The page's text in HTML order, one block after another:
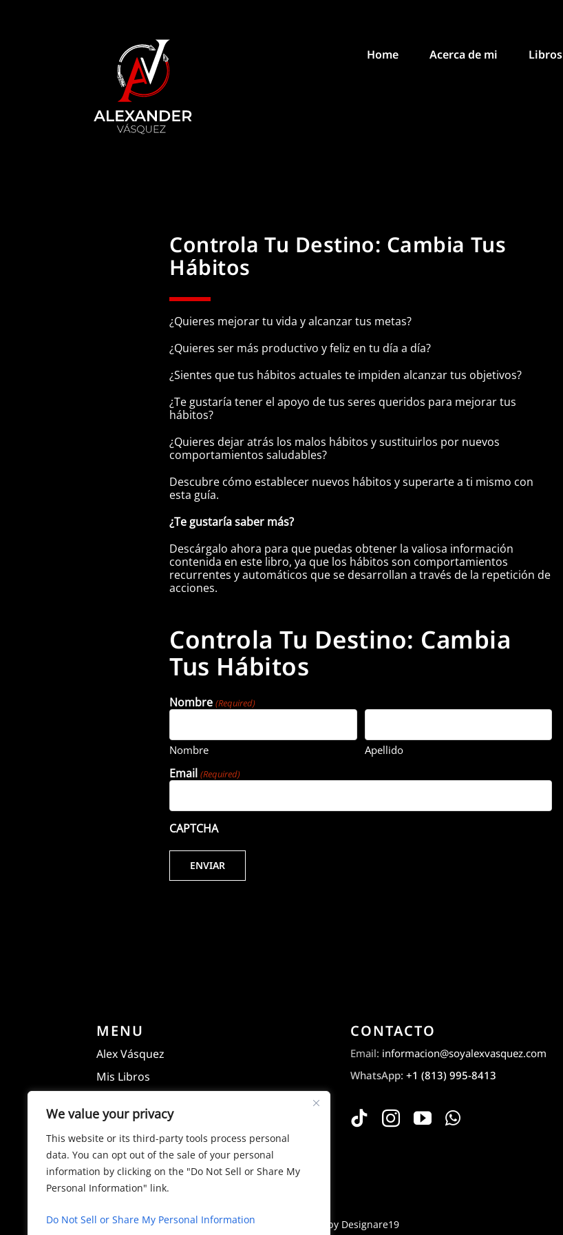
We value your privacy
This website or its third-party tools process personal
data. You can opt out of the sale of your personal
information by clicking on the "Do Not Sell or Share My
Personal Information" link.
Do Not Sell or Share My Personal Information
Home Acerca de mi Libros
Controla Tu Destino: Cambia Tus
Hábitos
¿Quieres mejorar tu vida y alcanzar tus metas?
¿Quieres ser más productivo y feliz en tu día a día?
¿Sientes que tus hábitos actuales te impiden alcanzar tus objetivos?
¿Te gustaría tener el apoyo de tus seres queridos para mejorar tus
hábitos?
¿Quieres dejar atrás los malos hábitos y sustituirlos por nuevos
comportamientos saludables?
Descubre cómo establecer nuevos hábitos y superarte a ti mismo con
esta guía.
¿Te gustaría saber más?
Descárgalo ahora para que puedas obtener la valiosa información
contenida en este libro, ya que los hábitos son comportamientos
recurrentes y automáticos que se desarrollan a través de la repetición de
acciones.
Controla Tu Destino: Cambia
Tus Hábitos
Nombre (Required)
Nombre Apellido
Email (Required)
CAPTCHA
MENU
Alex Vásquez
Mis Libros
Aviso de Privacidad
CONTACTO
Email: informacion@soyalexvasquez.com
WhatsApp: +1 (813) 995-8413
© Copyright 2026 | All Rights Reserved |Powered by Designare19